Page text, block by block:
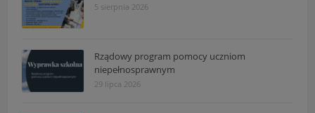
5 sierpnia 2026
Rządowy program pomocy uczniom
niepełnosprawnym
29 lipca 2026